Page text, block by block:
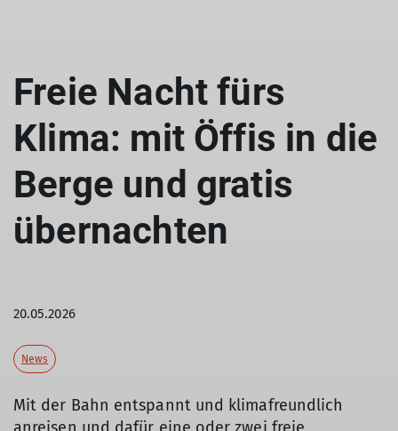
Freie Nacht fürs
Klima: mit Öffis in die
Berge und gratis
übernachten
20.05.2026
News
Mit der Bahn entspannt und klimafreundlich
anreisen und dafür eine oder zwei freie